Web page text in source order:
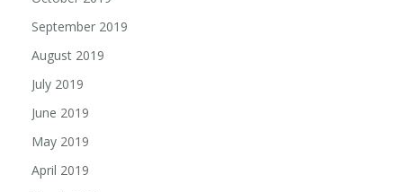
September 2019
August 2019
July 2019
June 2019
May 2019
April 2019